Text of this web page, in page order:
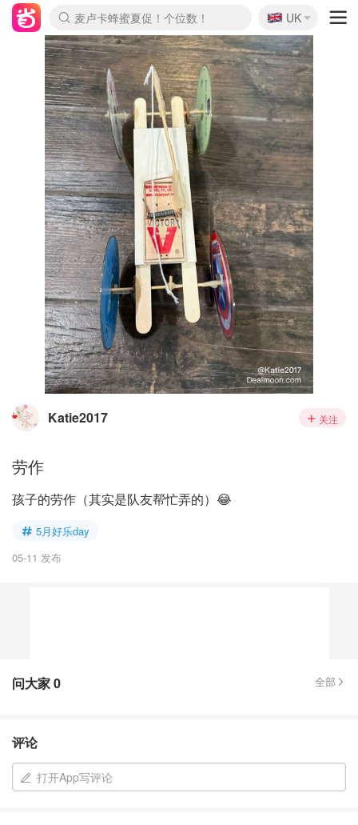
麦卢卡蜂蜜夏促！个位数！
Prada/Miu 4.8折！
啥？必胜客披萨5折！
🇬🇧
UK
Katie2017 关注
劳作
孩子的劳作（其实是队友帮忙弄的）😂
5月好乐day
05-11 发布
问大家0 全部
评论
打开App写评论